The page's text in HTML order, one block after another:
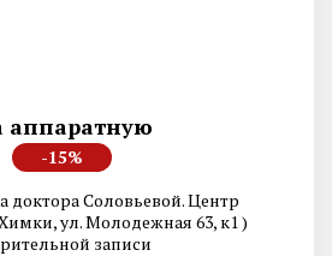
аппаратную
-15%
доктора Соловьевой. Центр
ул. Молодежная 63, к1 )
записи